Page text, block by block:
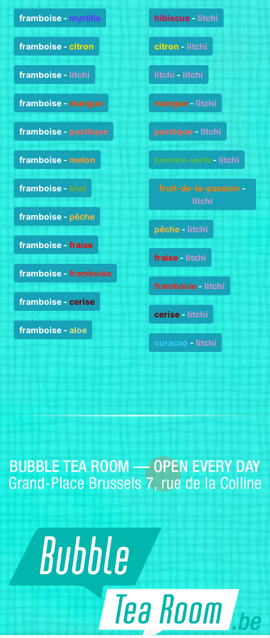
framboise - myrtille
framboise - citron
framboise - litchi
framboise - mangue
framboise - pastèque
framboise - melon
framboise - kiwi
framboise - pêche
framboise - fraise
framboise - framboise
framboise - cerise
framboise - aloe
hibiscus - litchi
citron - litchi
litchi - litchi
mangue - litchi
pastèque - litchi
pomme-verte - litchi
fruit-de-la-passion -
litchi
pêche - litchi
fraise - litchi
framboise - litchi
cerise - litchi
curacao - litchi